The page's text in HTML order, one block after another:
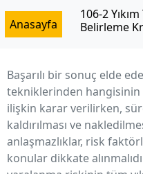
İçeriğe
geçAnasayfa
106-2
Belirleme
Başarılı bir sonuç elde
tekniklerinden
ilişkin karar verilirken,
kaldırılması ve
anlaşmazlıklar, risk
konular dikkate